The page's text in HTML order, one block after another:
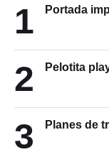
1 Portada
2 Pelotita
3 Planes de